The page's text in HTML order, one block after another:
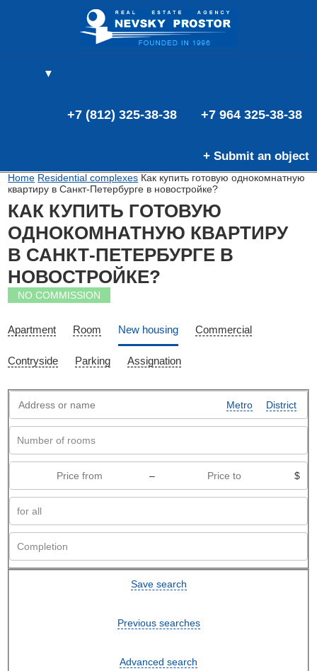
▼
+7 964 325-38-38
+7 (812) 325-38-38
+ Submit an object
Home Residential complexes Как купить готовую однокомнатную
квартиру в Санкт-Петербурге в новостройке?
КАК КУПИТЬ ГОТОВУЮ
ОДНОКОМНАТНУЮ КВАРТИРУ
В САНКТ-ПЕТЕРБУРГЕ В
НОВОСТРОЙКЕ?
NO COMMISSION
Apartment Room New housing Commercial
Contryside Parking Assignation
Metro District
– $
Save search
Previous searches
Advanced search